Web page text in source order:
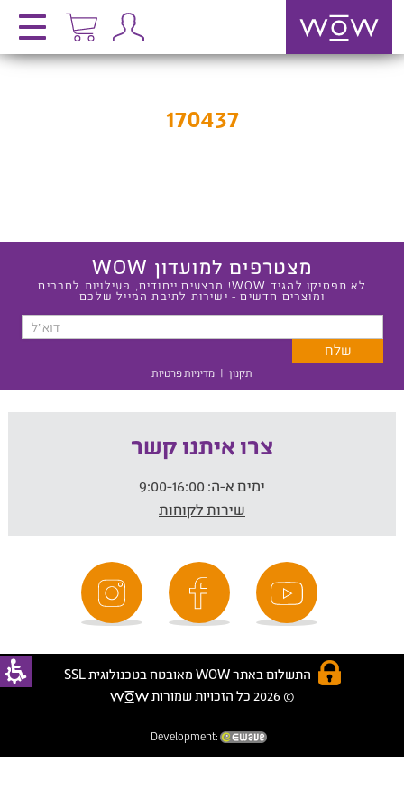
170437
מצטרפים למועדון WOW
לא תפסיקו להגיד WOW! מבצעים ייחודים, פעילויות לחברים
ומוצרים חדשים - ישירות לתיבת המייל שלכם
תקנון | מדיניות פרטיות
צרו איתנו קשר
ימים א-ה:
שירות לקוחות
התשלום באתר WOW מאובטח בטכנולוגית SSL
© 2026 כל הזכויות שמורות
Development: